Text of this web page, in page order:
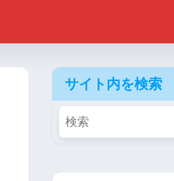
サイト内を検索